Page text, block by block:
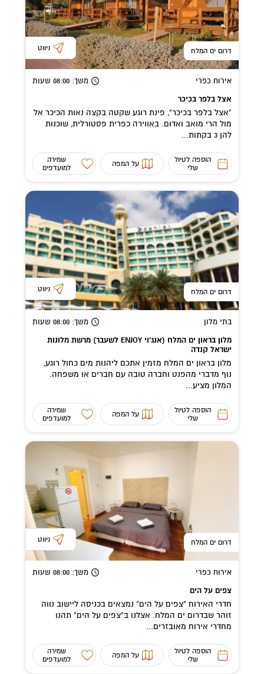
דרום ים המלח ניווט
אירוח כפרי משך: 08:00 שעות
אצל בלפר בכיכר
"אצל בלפר בכיכר", פינת רוגע שקטה בקצה נאות הכיכר אל
מול הרי מואב ואדום. באווירה כפרית פסטורלית, שוכנות
להן 3 בקתות...
הוספה לטיול
שלי
על המפה
שמירה
למועדפים
דרום ים המלח ניווט
בתי מלון משך: 08:00 שעות
מלון בראון ים המלח (אנג'וי ENJOY לשעבר) מרשת מלונות
ישראל קנדה
מלון בראון ים המלח מזמין אתכם ליהנות מים כחול רוגע,
נוף מדברי מהפנט וחברה טובה עם חברים או משפחה.
המלון מציע...
הוספה לטיול
שלי
על המפה
שמירה
למועדפים
דרום ים המלח ניווט
אירוח כפרי משך: 08:00 שעות
צפים על הים
חדרי האירוח "צפים על הים" נמצאים בכניסה ליישוב נווה
זוהר שבדרום ים המלח. אצלנו ב"צפים על הים" תהנו
מחדרי אירוח מאובזרים...
הוספה לטיול
שלי
על המפה
שמירה
למועדפים